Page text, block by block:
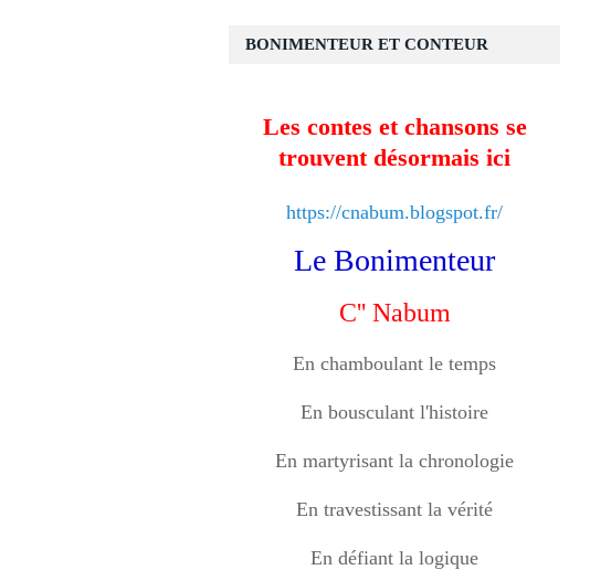
BONIMENTEUR ET CONTEUR
Les contes et chansons se
trouvent désormais ici
https://cnabum.blogspot.fr/
Le Bonimenteur
C'' Nabum
En chamboulant le temps
En bousculant l'histoire
En martyrisant la chronologie
En travestissant la vérité
En défiant la logique